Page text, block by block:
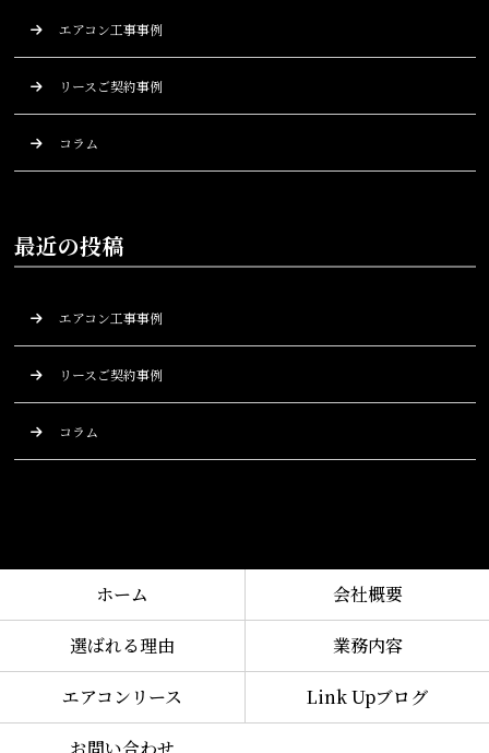
エアコン工事事例
リースご契約事例
コラム
最近の投稿
エアコン工事事例
リースご契約事例
コラム
ホーム 会社概要
選ばれる理由 業務内容
エアコンリース Link Upブログ
お問い合わせ